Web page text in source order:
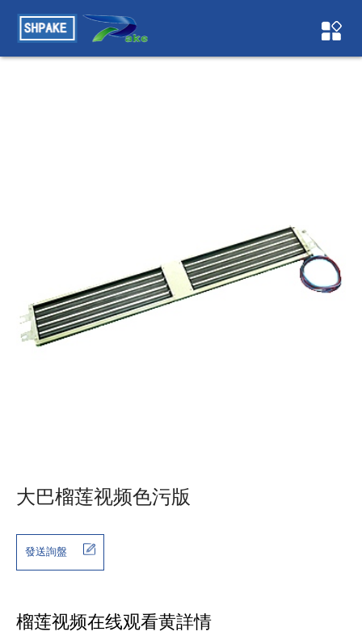
视频色版APP下载
大巴榴莲视频色污版
發送詢盤
榴莲视频在线观看黄詳情